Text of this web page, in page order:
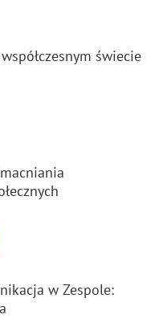
świecie
w Zespole: